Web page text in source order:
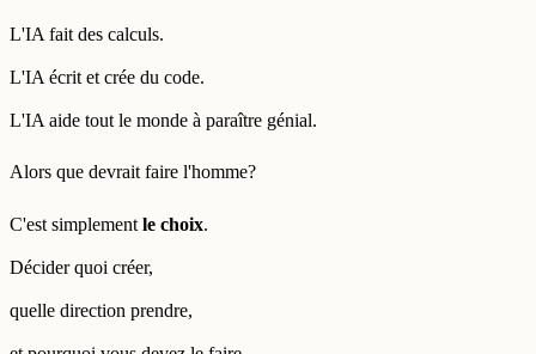
L'IA fait des calculs.
L'IA écrit et crée du code.
L'IA aide tout le monde à paraître génial.
Alors que devrait faire l'homme?
C'est simplement le choix.
Décider quoi créer,
quelle direction prendre,